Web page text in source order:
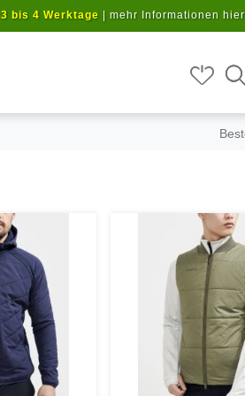
3 bis 4 Werktage mehr Informationen hier